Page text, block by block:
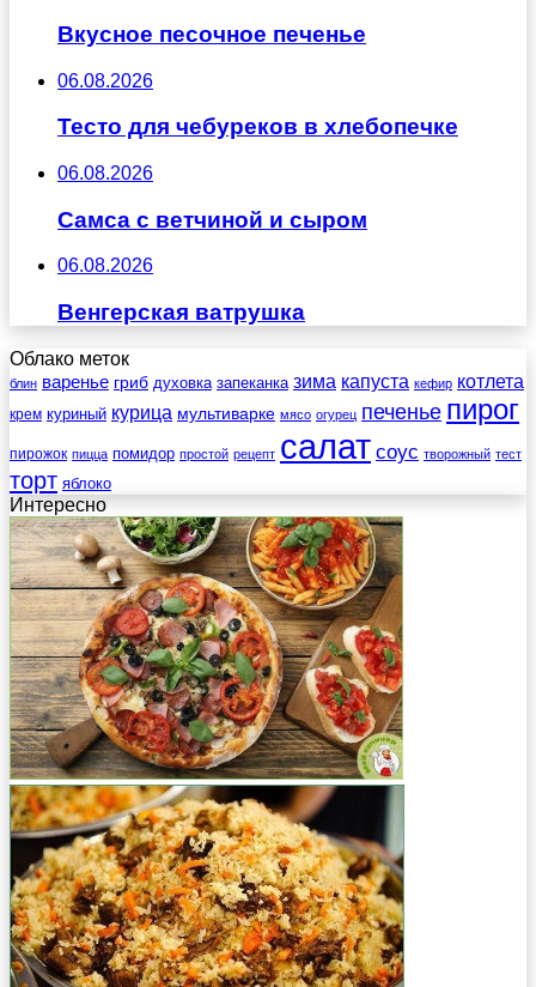
Вкусное песочное печенье
06.08.2026
Тесто для чебуреков в хлебопечке
06.08.2026
Самса с ветчиной и сыром
06.08.2026
Венгерская ватрушка
Облако меток
блин варенье гриб духовка запеканка зима капуста кефир котлета
крем куриный курица мультиварке мясо огурец печенье пирог
пирожок пицца помидор простой рецепт салат соус творожный тест
торт яблоко
Интересно